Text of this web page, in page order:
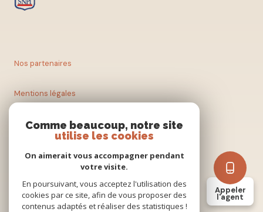
Appeler
l'agent
Nos partenaires
Mentions légales
Nos honoraires
Admin
Politique RGPD
Comme beaucoup, notre site
utilise les cookies
On aimerait vous accompagner pendant
votre visite.
En poursuivant, vous acceptez l'utilisation des
cookies par ce site, afin de vous proposer des
contenus adaptés et réaliser des statistiques !